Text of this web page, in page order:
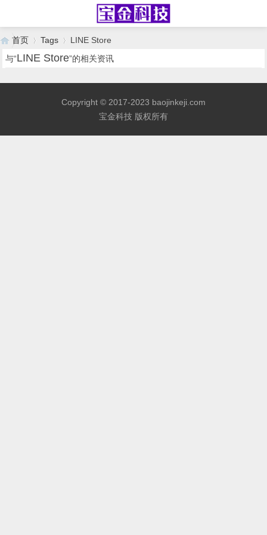
首页 Tags
LINE Store
与“LINE Store”的相关资讯
Copyright © 2017-2023 baojinkeji.com
宝金科技 版权所有